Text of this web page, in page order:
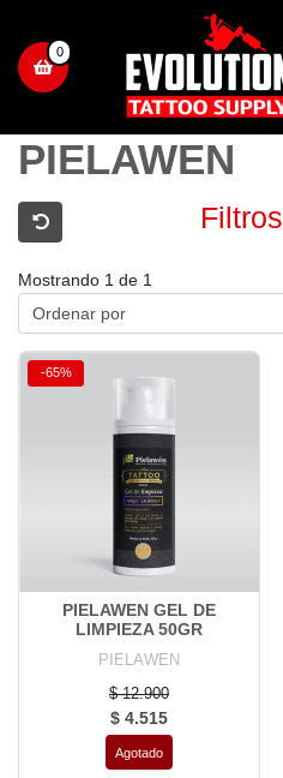
0
PIELAWEN
Filtros
Mostrando 1 de 1
-65%
PIELAWEN GEL DE
LIMPIEZA 50GR
PIELAWEN
$ 12.900
$ 4.515
Agotado